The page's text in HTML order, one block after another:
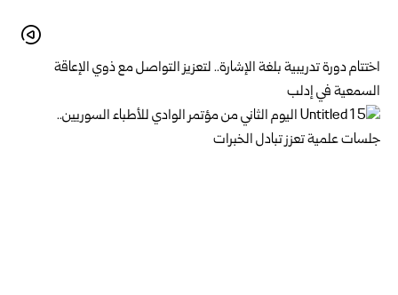
اختتام دورة تدريبية بلغة الإشارة.. لتعزيز التواصل مع ذوي الإعاقة
السمعية في إدلب